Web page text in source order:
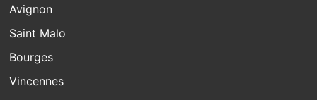
Avignon
Saint Malo
Bourges
Vincennes